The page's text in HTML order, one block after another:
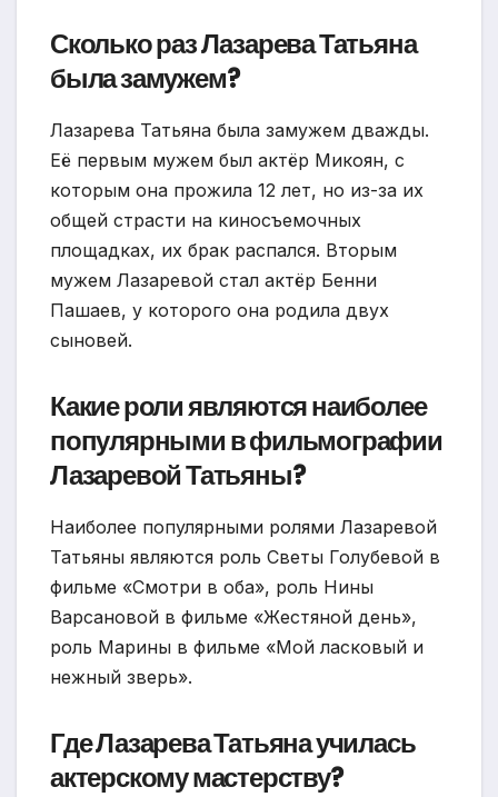
Сколько раз Лазарева Татьяна
была замужем?
Лазарева Татьяна была замужем дважды.
Её первым мужем был актёр Микоян, с
которым она прожила 12 лет, но из-за их
общей страсти на киносъемочных
площадках, их брак распался. Вторым
мужем Лазаревой стал актёр Бенни
Пашаев, у которого она родила двух
сыновей.
Какие роли являются наиболее
популярными в фильмографии
Лазаревой Татьяны?
Наиболее популярными ролями Лазаревой
Татьяны являются роль Светы Голубевой в
фильме «Смотри в оба», роль Нины
Варсановой в фильме «Жестяной день»,
роль Марины в фильме «Мой ласковый и
нежный зверь».
Где Лазарева Татьяна училась
актерскому мастерству?